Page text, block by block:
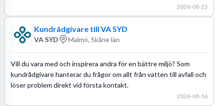
2026-08-23
Kundrådgivare till VA SYD
VA SYD Malmö, Skåne län
Vill du vara med och inspirera andra för en bättre miljö? Som
kundrådgivare hanterar du frågor om allt från vatten till avfall och
löser problem direkt vid första kontakt.
2026-08-16